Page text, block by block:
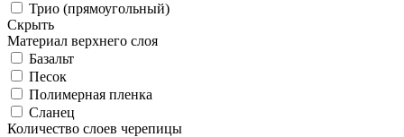
Трио (прямоугольный)
Скрыть
Материал верхнего слоя
Базальт
Песок
Полимерная пленка
Сланец
Количество слоев черепицы